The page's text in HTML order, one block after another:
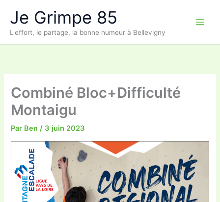
contenu
Je Grimpe 85
L'effort, le partage, la bonne humeur à Bellevigny
Combiné Bloc+Difficulté
Montaigu
Par Ben/ 3 juin 2023